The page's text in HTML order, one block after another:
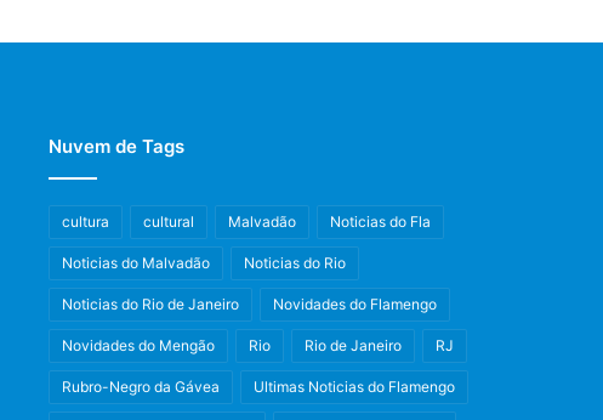
Nuvem de Tags
cultura cultural Malvadão Noticias do Fla
Noticias do Malvadão Noticias do Rio
Noticias do Rio de Janeiro Novidades do Flamengo
Novidades do Mengão Rio Rio de Janeiro RJ
Rubro-Negro da Gávea Ultimas Noticias do Flamengo